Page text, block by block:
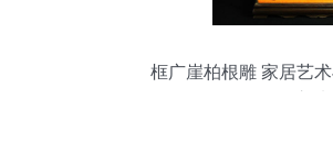
框广崖柏根雕 家居艺